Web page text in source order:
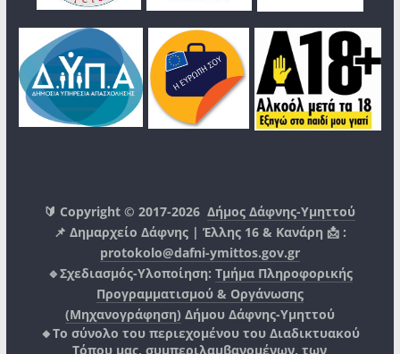
🔰 Copyright © 2017-2026Δήμος Δάφνης-Υμηττού
📌 Δημαρχείο Δάφνης | Έλλης 16 & Κανάρη 📩 :
protokolo@dafni-ymittos.gov.gr
🔹Σχεδιασμός-Υλοποίηση: Τμήμα Πληροφορικής
Προγραμματισμού & Οργάνωσης
(Μηχανογράφηση) Δήμου Δάφνης-Υμηττού
🔸Το σύνολο του περιεχομένου του Διαδικτυακού
Τόπου μας, συμπεριλαμβανομένων, των